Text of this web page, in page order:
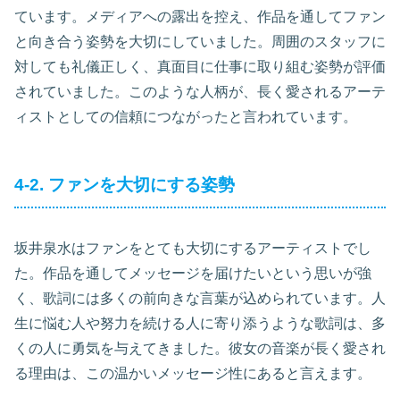
ています。メディアへの露出を控え、作品を通してファン
と向き合う姿勢を大切にしていました。周囲のスタッフに
対しても礼儀正しく、真面目に仕事に取り組む姿勢が評価
されていました。このような人柄が、長く愛されるアーテ
ィストとしての信頼につながったと言われています。
4-2. ファンを大切にする姿勢
坂井泉水はファンをとても大切にするアーティストでし
た。作品を通してメッセージを届けたいという思いが強
く、歌詞には多くの前向きな言葉が込められています。人
生に悩む人や努力を続ける人に寄り添うような歌詞は、多
くの人に勇気を与えてきました。彼女の音楽が長く愛され
る理由は、この温かいメッセージ性にあると言えます。